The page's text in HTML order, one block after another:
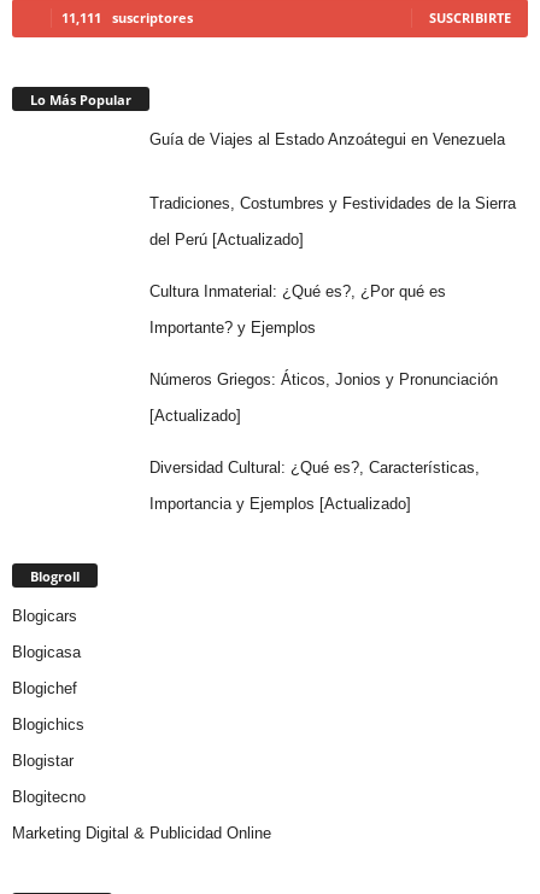
11,111 suscriptores SUSCRIBIRTE
Lo Más Popular
Guía de Viajes al Estado Anzoátegui en Venezuela
Tradiciones, Costumbres y Festividades de la Sierra
del Perú [Actualizado]
Cultura Inmaterial: ¿Qué es?, ¿Por qué es
Importante? y Ejemplos
Números Griegos: Áticos, Jonios y Pronunciación
[Actualizado]
Diversidad Cultural: ¿Qué es?, Características,
Importancia y Ejemplos [Actualizado]
Blogroll
Blogicars
Blogicasa
Blogichef
Blogichics
Blogistar
Blogitecno
Marketing Digital & Publicidad Online